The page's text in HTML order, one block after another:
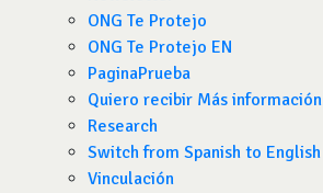
ONG Te Protejo
ONG Te Protejo EN
PaginaPrueba
Quiero recibir Más información
Research
Switch from Spanish to English
Vinculación